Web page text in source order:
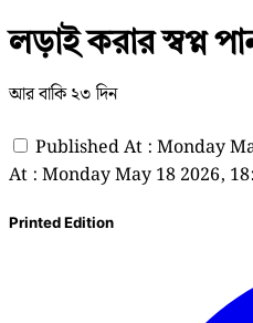
লড়াই করার স্বপ্ন
আর বাকি ২৩ দিন
Published At : Monday
At : Monday May 18 2026,
Printed Edition